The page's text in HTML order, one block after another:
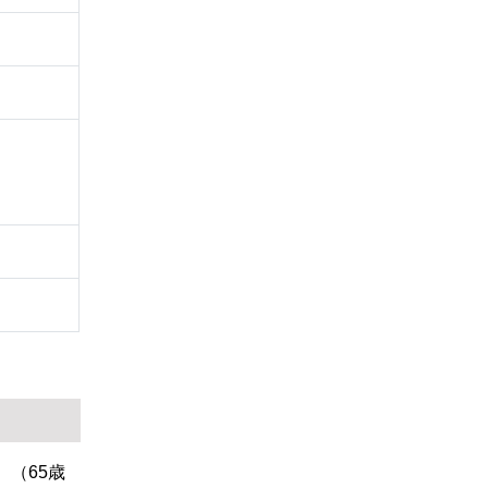
（65歳